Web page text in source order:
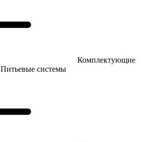
Комплектующие
Питьевые системы